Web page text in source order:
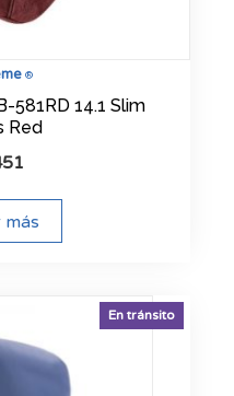
®
581RD 14.1 Slim
Red
más
En tránsito